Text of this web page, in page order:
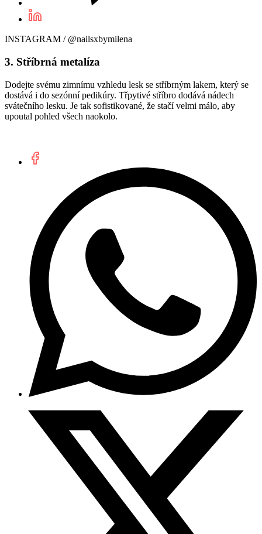
INSTAGRAM / @nailsxbymilena
3. Stříbrná metalíza
Dodejte svému zimnímu vzhledu lesk se stříbrným lakem, který se
dostává i do sezónní pedikúry. Třpytivé stříbro dodává nádech
svátečního lesku. Je tak sofistikované, že stačí velmi málo, aby
upoutal pohled všech naokolo.